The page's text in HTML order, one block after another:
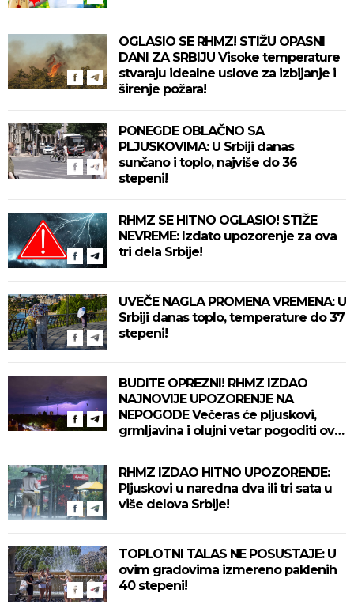
OGLASIO SE RHMZ! STIŽU OPASNI
DANI ZA SRBIJU Visoke temperature
stvaraju idealne uslove za izbijanje i
širenje požara!
PONEGDE OBLAČNO SA
PLJUSKOVIMA: U Srbiji danas
sunčano i toplo, najviše do 36
stepeni!
RHMZ SE HITNO OGLASIO! STIŽE
NEVREME: Izdato upozorenje za ova
tri dela Srbije!
UVEČE NAGLA PROMENA VREMENA: U
Srbiji danas toplo, temperature do 37
stepeni!
BUDITE OPREZNI! RHMZ IZDAO
NAJNOVIJE UPOZORENJE NA
NEPOGODE Večeras će pljuskovi,
grmljavina i olujni vetar pogoditi ove
RHMZ IZDAO HITNO UPOZORENJE:
Pljuskovi u naredna dva ili tri sata u
više delova Srbije!
TOPLOTNI TALAS NE POSUSTAJE: U
ovim gradovima izmereno paklenih
40 stepeni!